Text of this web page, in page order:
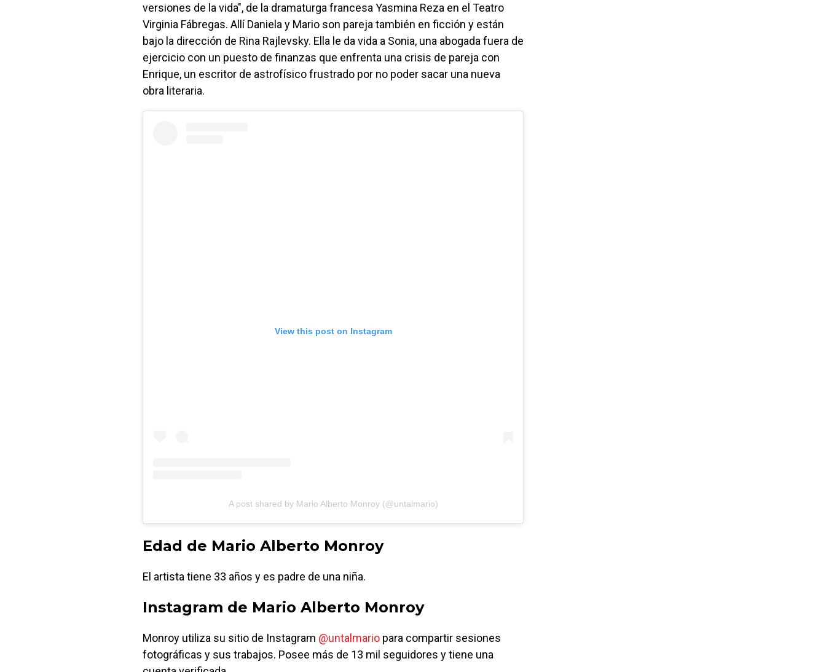
versiones de la vida", de la dramaturga francesa Yasmina Reza en el Teatro
Virginia Fábregas. Allí Daniela y Mario son pareja también en ficción y están
bajo la dirección de Rina Rajlevsky. Ella le da vida a Sonia, una abogada fuera de
ejercicio con un puesto de finanzas que enfrenta una crisis de pareja con
Enrique, un escritor de astrofísico frustrado por no poder sacar una nueva
obra literaria.
View this post on Instagram
A post shared by Mario Alberto Monroy (@untalmario)
Edad de Mario Alberto Monroy
El artista tiene 33 años y es padre de una niña.
Instagram de Mario Alberto Monroy
Monroy utiliza su sitio de Instagram @untalmario para compartir sesiones
fotográficas y sus trabajos. Posee más de 13 mil seguidores y tiene una